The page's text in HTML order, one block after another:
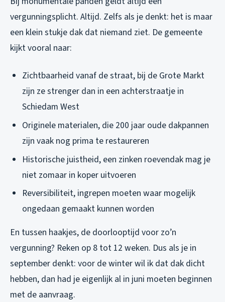
vergunningsplicht. Altijd. Zelfs als je denkt: het is maar
een klein stukje dak dat niemand ziet. De gemeente
kijkt vooral naar:
Zichtbaarheid vanaf de straat, bij de Grote Markt
zijn ze strenger dan in een achterstraatje in
Schiedam West
Originele materialen, die 200 jaar oude dakpannen
zijn vaak nog prima te restaureren
Historische juistheid, een zinken roevendak mag je
niet zomaar in koper uitvoeren
Reversibiliteit, ingrepen moeten waar mogelijk
ongedaan gemaakt kunnen worden
En tussen haakjes, de doorlooptijd voor zo’n
vergunning? Reken op 8 tot 12 weken. Dus als je in
september denkt: voor de winter wil ik dat dak dicht
hebben, dan had je eigenlijk al in juni moeten beginnen
met de aanvraag.